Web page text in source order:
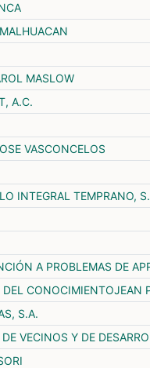
MASLOW
A.C.
VASCONCELOS
INTEGRAL TEMPRANO,
A PROBLEMAS DE
CONOCIMIENTOJEAN
S.A.
VECINOS Y DE